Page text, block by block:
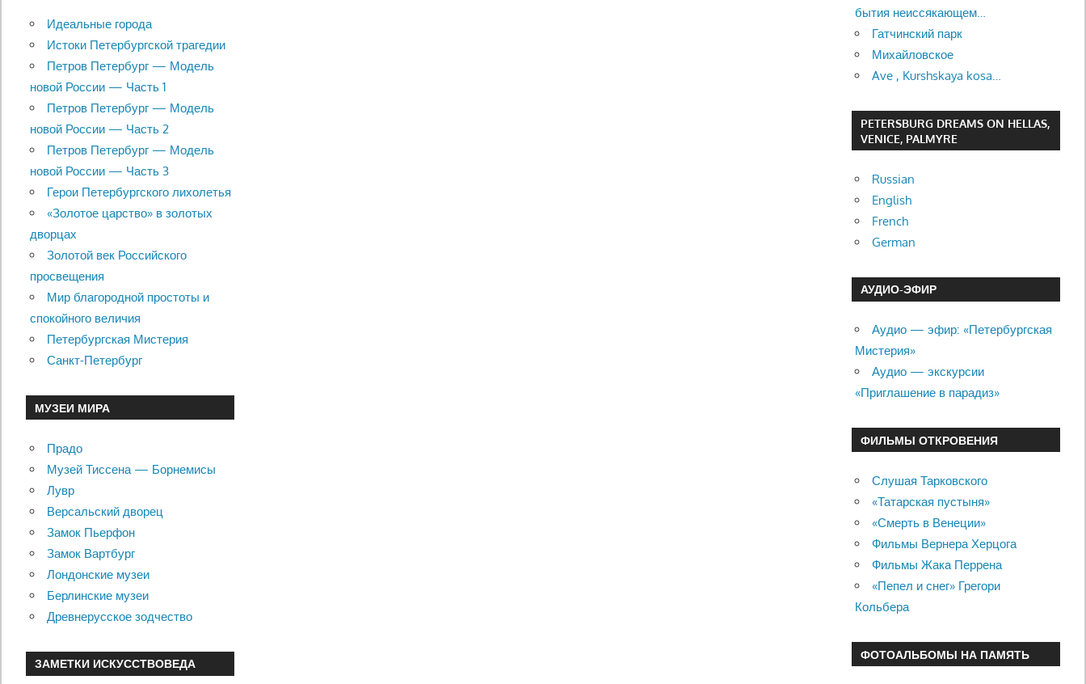
Идеальные города
Истоки Петербургской трагедии
Петров Петербург — Модель
новой России — Часть 1
Петров Петербург — Модель
новой России — Часть 2
Петров Петербург — Модель
новой России — Часть 3
Герои Петербургского лихолетья
«Золотое царство» в золотых
дворцах
Золотой век Российского
просвещения
Мир благородной простоты и
спокойного величия
Петербургская Мистерия
Санкт-Петербург
МУЗЕИ МИРА
Прадо
Музей Тиссена — Борнемисы
Лувр
Версальский дворец
Замок Пьерфон
Замок Вартбург
Лондонские музеи
Берлинские музеи
Древнерусское зодчество
ЗАМЕТКИ ИСКУССТВОВЕДА
бытия неиссякающем…
Гатчинский парк
Михайловское
Ave , Kurshskaya kosa…
PETERSBURG DREAMS ON HELLAS,
VENICE, PALMYRE
Russian
English
French
German
АУДИО-ЭФИР
Аудио — эфир: «Петербургская
Мистерия»
Аудио — экскурсии
«Приглашение в парадиз»
ФИЛЬМЫ ОТКРОВЕНИЯ
Слушая Тарковского
«Татарская пустыня»
«Смерть в Венеции»
Фильмы Вернера Херцога
Фильмы Жака Перрена
«Пепел и снег» Грегори
Кольбера
ФОТОАЛЬБОМЫ НА ПАМЯТЬ